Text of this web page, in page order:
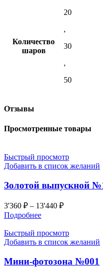
Количество
шаров
20
,
30
,
50
Отзывы
Просмотренные товары
Быстрый просмотр
Добавить в список желаний
Золотой выпускной
3'360 ₽ – 13'440 ₽
Подробнее
Быстрый просмотр
Добавить в список желаний
Мини-фотозона №001